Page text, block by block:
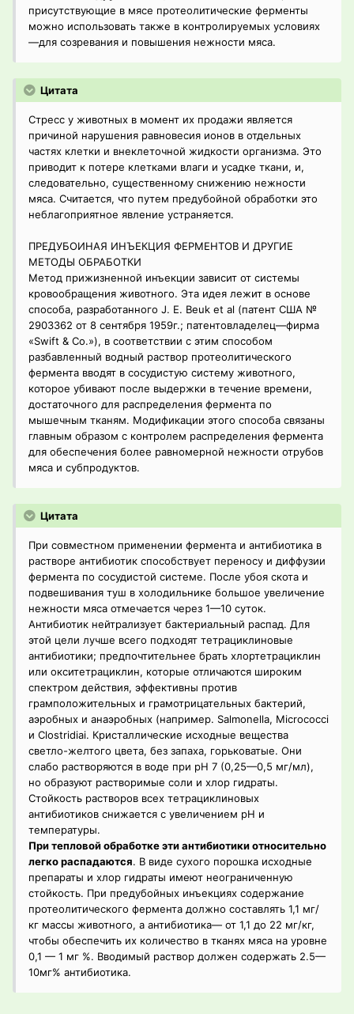
присутствующие в мясе протеолитические ферменты
можно использовать также в контролируемых условиях
—для созревания и повышения нежности мяса.
Цитата
Стресс у животных в момент их продажи является
причиной нарушения равновесия ионов в отдельных
частях клетки и внеклеточной жидкости организма. Это
приводит к потере клетками влаги и усадке ткани, и,
следовательно, существенному снижению нежности
мяса. Считается, что путем предубойной обработки это
неблагоприятное явление устраняется.
ПРЕДУБОИНАЯ ИНЪЕКЦИЯ ФЕРМЕНТОВ И ДРУГИЕ
МЕТОДЫ ОБРАБОТКИ
Метод прижизненной инъекции зависит от системы
кровообращения животного. Эта идея лежит в основе
способа, разработанного J. Е. Beuk et al (патент США №
2903362 от 8 сентября 1959г.; патентовладелец—фирма
«Swift & Со.»), в соответствии с этим способом
разбавленный водный раствор протеолитического
фермента вводят в сосудистую систему животного,
которое убивают после выдержки в течение времени,
достаточного для распределения фермента по
мышечным тканям. Модификации этого способа связаны
главным образом с контролем распределения фермента
для обеспечения более равномерной нежности отрубов
мяса и субпродуктов.
Цитата
При совместном применении фермента и антибиотика в
растворе антибиотик способствует переносу и диффузии
фермента по сосудистой системе. После убоя скота и
подвешивания туш в холодильнике большое увеличение
нежности мяса отмечается через 1—10 суток.
Антибиотик нейтрализует бактериальный распад. Для
этой цели лучше всего подходят тетрациклиновые
антибиотики; предпочтительнее брать хлортетрациклин
или окситетрациклин, которые отличаются широким
спектром действия, эффективны против
грамположительных и грамотрицательных бактерий,
аэробных и анаэробных (например. Salmonella, Micrococci
и Clostridiai. Кристаллические исходные вещества
светло-желтого цвета, без запаха, горьковатые. Они
слабо растворяются в воде при рН 7 (0,25—0,5 мг/мл),
но образуют растворимые соли и хлор гидраты.
Стойкость растворов всех тетрациклиновых
антибиотиков снижается с увеличением рН и
температуры.
При тепловой обработке эти антибиотики относительно
легко распадаются. В виде сухого порошка исходные
препараты и хлор гидраты имеют неограниченную
стойкость. При предубойных инъекциях содержание
протеолитического фермента должно составлять 1,1 мг/
кг массы животного, а антибиотика— от 1,1 до 22 мг/кг,
чтобы обеспечить их количество в тканях мяса на уровне
0,1 — 1 мг %. Вводимый раствор должен содержать 2.5—
10мг% антибиотика.